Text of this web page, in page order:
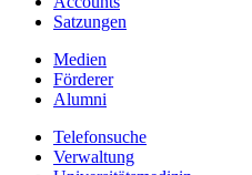
Satzungen
Medien
Förderer
Alumni
Telefonsuche
Verwaltung